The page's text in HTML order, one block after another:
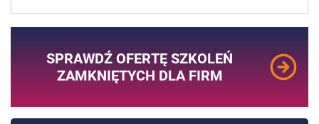
SPRAWDŹ OFERTĘ SZKOLEŃ
ZAMKNIĘTYCH DLA FIRM